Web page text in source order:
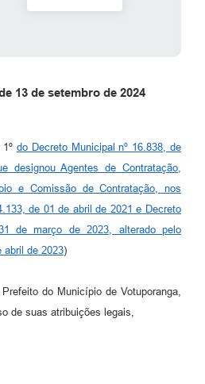
13 de setembro de 2024
do Decreto Municipal nº 16.838, de
designou Agentes de Contratação,
e Comissão de Contratação, nos
de 01 de abril de 2021 e Decreto
de março de 2023, alterado pelo
abril de 2023)
do Município de Votuporanga,
de suas atribuições legais,